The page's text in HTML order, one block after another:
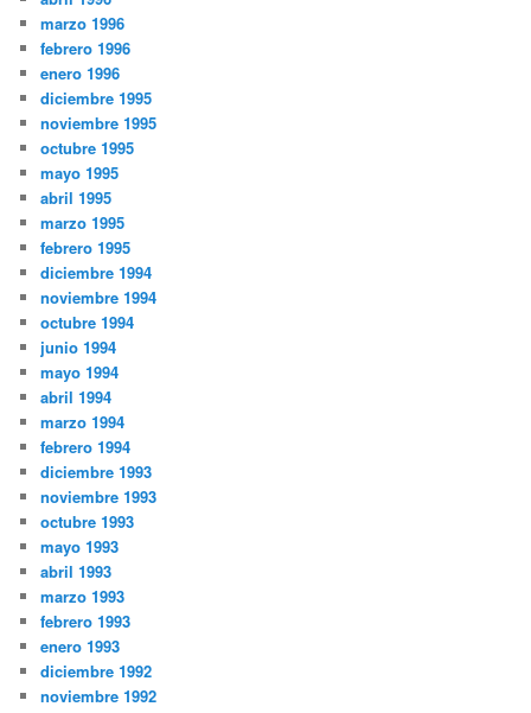
marzo 1996
febrero 1996
enero 1996
diciembre 1995
noviembre 1995
octubre 1995
mayo 1995
abril 1995
marzo 1995
febrero 1995
diciembre 1994
noviembre 1994
octubre 1994
junio 1994
mayo 1994
abril 1994
marzo 1994
febrero 1994
diciembre 1993
noviembre 1993
octubre 1993
mayo 1993
abril 1993
marzo 1993
febrero 1993
enero 1993
diciembre 1992
noviembre 1992